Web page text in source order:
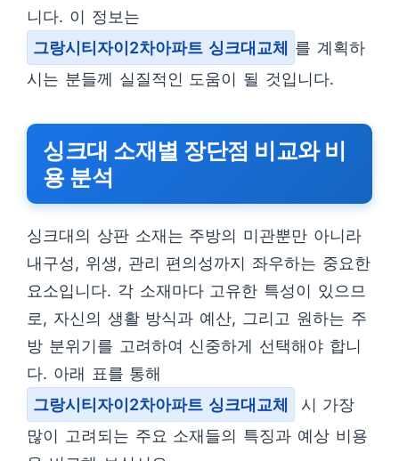
니다. 이 정보는
그랑시티자이2차아파트 싱크대교체
를 계획하
시는 분들께 실질적인 도움이 될 것입니다.
싱크대 소재별 장단점 비교와 비
용 분석
싱크대의 상판 소재는 주방의 미관뿐만 아니라
내구성, 위생, 관리 편의성까지 좌우하는 중요한
요소입니다. 각 소재마다 고유한 특성이 있으므
로, 자신의 생활 방식과 예산, 그리고 원하는 주
방 분위기를 고려하여 신중하게 선택해야 합니
다. 아래 표를 통해
그랑시티자이2차아파트 싱크대교체
시 가장
많이 고려되는 주요 소재들의 특징과 예상 비용